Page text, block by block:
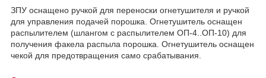
ЗПУ оснащено ручкой для переноски огнетушителя и ручкой
для управления подачей порошка. Огнетушитель оснащен
распылителем (шлангом с распылителем ОП-4..ОП-10) для
получения факела распыла порошка. Огнетушитель оснащен
чекой для предотвращения само срабатывания.